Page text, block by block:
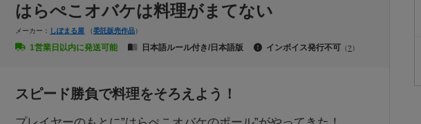
はらぺこオバケは料理がまてない
メーカー： しぽまる屋 （委託販売作品）
1営業日以内に発送可能 日本語ルール付き/日本語版 インボイス発行不可 （? ）
スピード勝負で料理をそろえよう！